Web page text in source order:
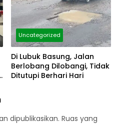
Uncategorized
Di Lubuk Basung, Jalan
Berlobang Dilobangi, Tidak
Ditutupi Berhari Hari
dipublikasikan. Ruas yang